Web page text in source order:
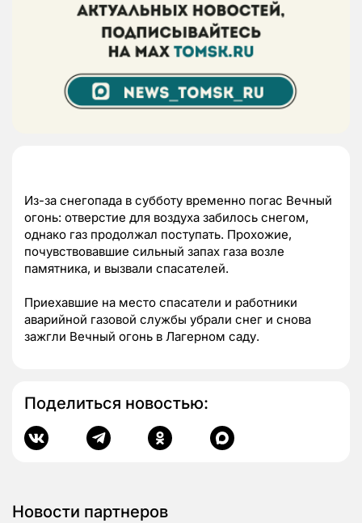
Из-за снегопада в субботу временно погас Вечный
огонь: отверстие для воздуха забилось снегом,
однако газ продолжал поступать. Прохожие,
почувствовавшие сильный запах газа возле
памятника, и вызвали спасателей.
Приехавшие на место спасатели и работники
аварийной газовой службы убрали снег и снова
зажгли Вечный огонь в Лагерном саду.
Поделиться новостью:
Новости партнеров